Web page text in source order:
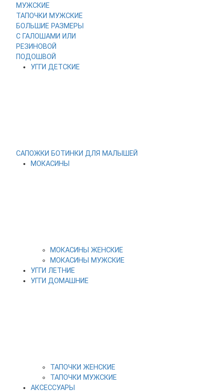
МУЖСКИЕ
ТАПОЧКИ МУЖСКИЕ
БОЛЬШИЕ РАЗМЕРЫ
С ГАЛОШАМИ ИЛИ
РЕЗИНОВОЙ
ПОДОШВОЙ
УГГИ ДЕТСКИЕ
САПОЖКИ БОТИНКИ ДЛЯ МАЛЫШЕЙ
МОКАСИНЫ
МОКАСИНЫ ЖЕНСКИЕ
МОКАСИНЫ МУЖСКИЕ
УГГИ ЛЕТНИЕ
УГГИ ДОМАШНИЕ
ТАПОЧКИ ЖЕНСКИЕ
ТАПОЧКИ МУЖСКИЕ
АКСЕССУАРЫ